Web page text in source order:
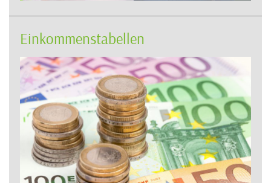
Einkommenstabellen